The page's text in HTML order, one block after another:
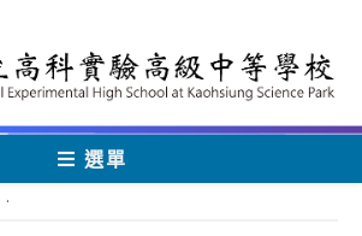
選單
·